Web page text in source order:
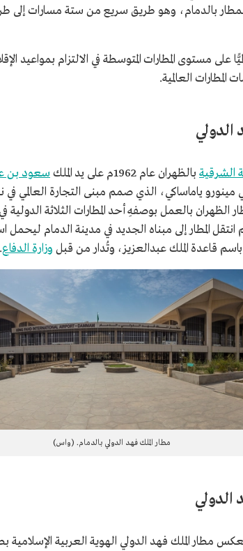
للمطار بالدمام، وهو طريق سريع من ستة مسارات إلى
الدولي
الشرقية بالظهران عام 1962م على يد الملك سعود بن
مينورو ياماساكي، الذي صمم مبنى التجارة العالمي
الظهران بالعمل بوصفهِ أحد المطارات الثلاثة الدولية
حتى عام 1999م، ثم انتقل المطار إلى مبناه الجديد في مدينة
قاعدة الملك عبدالعزيز، وتُدار من قبل وزارة الدفاع.
مطار الملك فهد الدولي بالدمام. (واس)
الدولي
مطار الملك فهد الدولي الهوية العربية